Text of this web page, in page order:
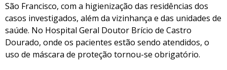
São Francisco, com a higienização das residências dos
casos investigados, além da vizinhança e das unidades de
saúde. No Hospital Geral Doutor Brício de Castro
Dourado, onde os pacientes estão sendo atendidos, o
uso de máscara de proteção tornou-se obrigatório.